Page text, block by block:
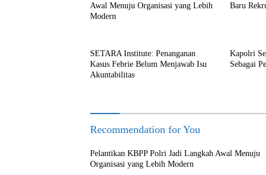
Awal Menuju Organisasi yang Lebih
Modern
Baru
SETARA Institute: Penanganan
Kasus Febrie Belum Menjawab Isu
Akuntabilitas
Kapolri
Sebagai
Recommendation for You
Pelantikan KBPP Polri Jadi Langkah Awal Menuju
Organisasi yang Lebih Modern